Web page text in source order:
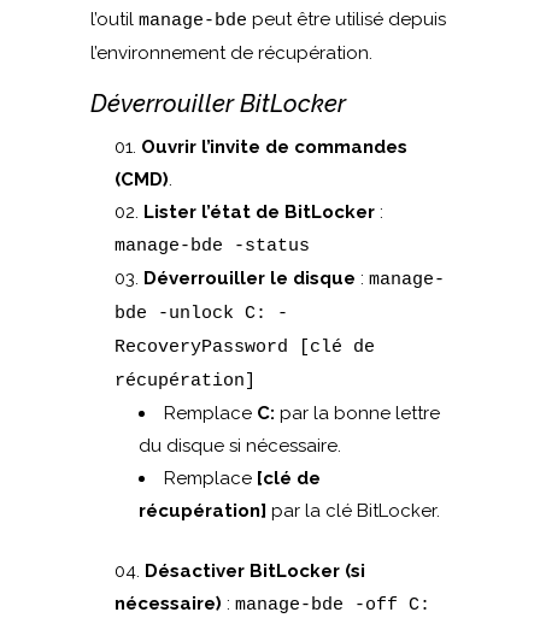
l’outil manage-bde peut être utilisé depuis
l’environnement de récupération.
Déverrouiller BitLocker
Ouvrir l’invite de commandes
(CMD).
Lister l’état de BitLocker:
manage-bde -status
Déverrouiller le disque : manage-
bde -unlock C: -
RecoveryPassword [clé de
récupération]
Remplace C: par la bonne lettre
du disque si nécessaire.
Remplace [clé de
récupération] par la clé BitLocker.
Désactiver BitLocker (si
nécessaire) : manage-bde -off C: